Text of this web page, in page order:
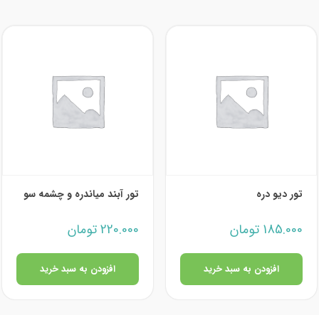
تور دیو دره
185.000 تومان
افزودن به سبد خرید
تور آبند میاندره و چشمه سو
220.000تومان
افزودن به سبد خرید